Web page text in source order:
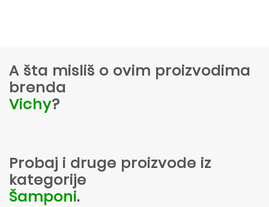
A šta misliš o ovim proizvodima
brenda
Vichy?
Probaj i druge proizvode iz
kategorije
Šamponi.